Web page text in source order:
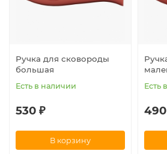
Ручка для сковороды
большая
Есть в наличии
530 ₽
В корзину
Есть